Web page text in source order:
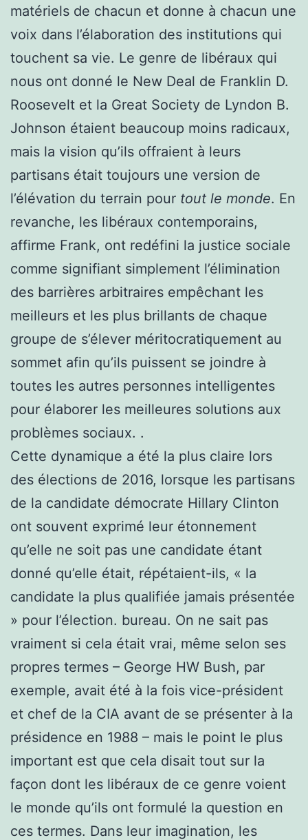
matériels de chacun et donne à chacun une
voix dans l’élaboration des institutions qui
touchent sa vie. Le genre de libéraux qui
nous ont donné le New Deal de Franklin D.
Roosevelt et la Great Society de Lyndon B.
Johnson étaient beaucoup moins radicaux,
mais la vision qu’ils offraient à leurs
partisans était toujours une version de
l’élévation du terrain pour tout le monde. En
revanche, les libéraux contemporains,
affirme Frank, ont redéfini la justice sociale
comme signifiant simplement l’élimination
des barrières arbitraires empêchant les
meilleurs et les plus brillants de chaque
groupe de s’élever méritocratiquement au
sommet afin qu’ils puissent se joindre à
toutes les autres personnes intelligentes
pour élaborer les meilleures solutions aux
problèmes sociaux. .
Cette dynamique a été la plus claire lors
des élections de 2016, lorsque les partisans
de la candidate démocrate Hillary Clinton
ont souvent exprimé leur étonnement
qu’elle ne soit pas une candidate étant
donné qu’elle était, répétaient-ils, « la
candidate la plus qualifiée jamais présentée
» pour l’élection. bureau. On ne sait pas
vraiment si cela était vrai, même selon ses
propres termes – George HW Bush, par
exemple, avait été à la fois vice-président
et chef de la CIA avant de se présenter à la
présidence en 1988 – mais le point le plus
important est que cela disait tout sur la
façon dont les libéraux de ce genre voient
le monde qu’ils ont formulé la question en
ces termes. Dans leur imagination, les